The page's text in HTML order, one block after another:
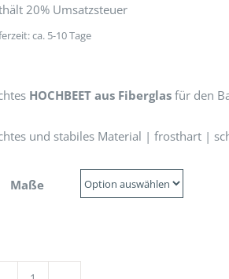
510,00 €
20% Umsatzsteuer
ca. 5-10 Tage
HOCHBEET aus Fiberglas für den
und stabiles Material | frosthart |
Maße